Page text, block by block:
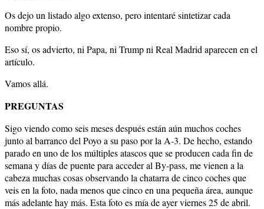
Os dejo un listado algo extenso, pero intentaré sintetizar cada
nombre propio.
Eso sí, os advierto, ni Papa, ni Trump ni Real Madrid aparecen en el
artículo.
Vamos allá.
PREGUNTAS
Sigo viendo como seis meses después están aún muchos coches
junto al barranco del Poyo a su paso por la A-3. De hecho, estando
parado en uno de los múltiples atascos que se producen cada fin de
semana y días de puente para acceder al By-pass, me vienen a la
cabeza muchas cosas observando la chatarra de cinco coches que
veis en la foto, nada menos que cinco en una pequeña área, aunque
más adelante hay más. Esta foto es mía de ayer viernes 25 de abril.